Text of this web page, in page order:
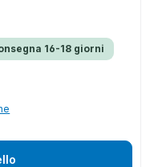
16-18 giorni